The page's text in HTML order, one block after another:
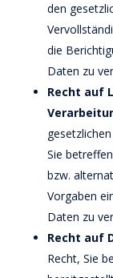
den
die
Daten zu
Recht auf
Sie
bzw.
Vorgaben
Daten zu
Recht auf
Recht, Sie